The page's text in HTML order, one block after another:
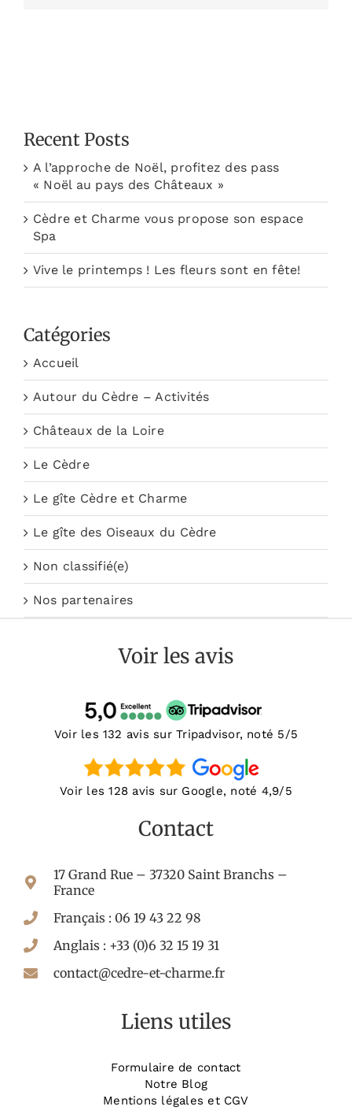
Recent Posts
A l’approche de Noël, profitez des pass
« Noël au pays des Châteaux »
Cèdre et Charme vous propose son espace
Spa
Vive le printemps ! Les fleurs sont en fête!
Catégories
Accueil
Autour du Cèdre – Activités
Châteaux de la Loire
Le Cèdre
Le gîte Cèdre et Charme
Le gîte des Oiseaux du Cèdre
Non classifié(e)
Nos partenaires
Voir les avis
Voir les 132 avis sur Tripadvisor, noté 5/5
Voir les 128 avis sur Google, noté 4,9/5
Contact
17 Grand Rue – 37320 Saint Branchs –
France
Français : 06 19 43 22 98
Anglais : +33 (0)6 32 15 19 31
contact@cedre-et-charme.fr
Liens utiles
Formulaire de contact
Notre Blog
Mentions légales et CGV